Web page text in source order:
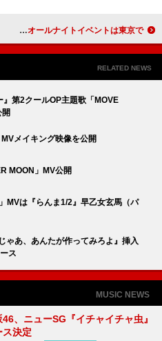
THE ORAL CIGARETTES山中拓也主宰「DREAMLAND」、2度目のオールナイトイベントは東京で
RELATED NEWS
第2クールOP主題歌「MOVE
メイキング映像を公開
MOON」MV公開
MVは『らんま1/2』早乙女玄馬（パ
あ、あんたが作ってみろよ』挿入
ス
MUSIC NEWS
46、ニューSG『イチャイチャ虫』
ス決定